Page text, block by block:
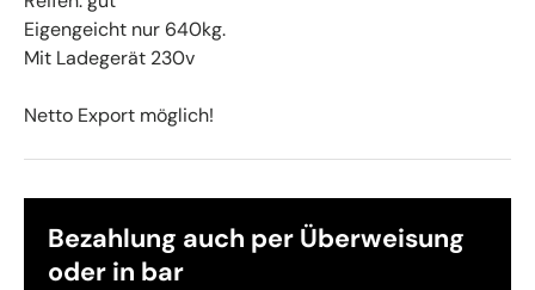
Eigengeicht nur 640kg.
Mit Ladegerät 230v
Netto Export möglich!
Bezahlung auch per Überweisung
oder in bar